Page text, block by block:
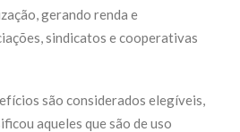
gerando renda e
sindicatos e cooperativas
são considerados elegíveis,
aqueles que são de uso